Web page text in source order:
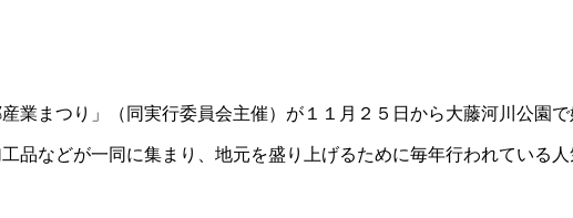
業まつり」（同実行委員会主催）が１１月２５日から大藤河川公園
品などが一同に集まり、地元を盛り上げるために毎年行われてい